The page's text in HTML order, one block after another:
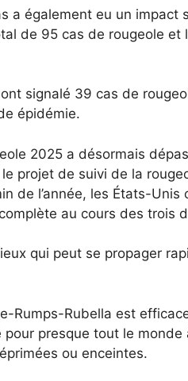
a également eu un impact
de 95 cas de rougeole et
signalé 39 cas de
épidémie.
2025 a désormais
projet de suivi de la
de l’année, les États-
au cours des trois
qui peut se propager
Rumps-Rubella est
presque tout le monde
ou enceintes.